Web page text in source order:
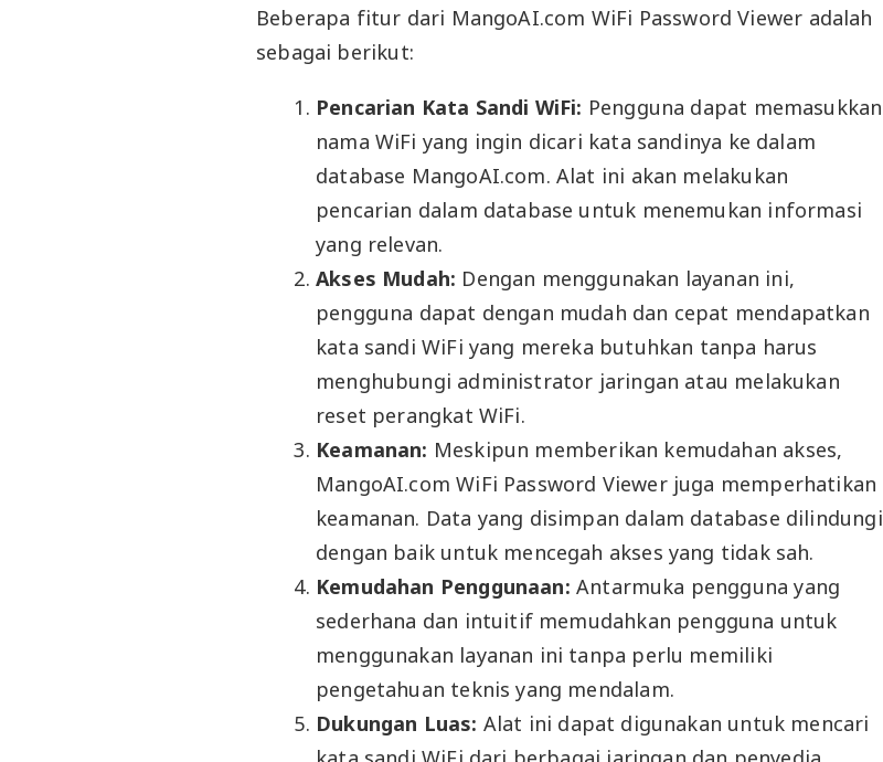
Beberapa fitur dari MangoAI.com WiFi Password Viewer adalah
sebagai berikut:
Pencarian Kata Sandi WiFi: Pengguna dapat memasukkan
nama WiFi yang ingin dicari kata sandinya ke dalam
database MangoAI.com. Alat ini akan melakukan
pencarian dalam database untuk menemukan informasi
yang relevan.
Akses Mudah: Dengan menggunakan layanan ini,
pengguna dapat dengan mudah dan cepat mendapatkan
kata sandi WiFi yang mereka butuhkan tanpa harus
menghubungi administrator jaringan atau melakukan
reset perangkat WiFi.
Keamanan: Meskipun memberikan kemudahan akses,
MangoAI.com WiFi Password Viewer juga memperhatikan
keamanan. Data yang disimpan dalam database dilindungi
dengan baik untuk mencegah akses yang tidak sah.
Kemudahan Penggunaan: Antarmuka pengguna yang
sederhana dan intuitif memudahkan pengguna untuk
menggunakan layanan ini tanpa perlu memiliki
pengetahuan teknis yang mendalam.
Dukungan Luas: Alat ini dapat digunakan untuk mencari